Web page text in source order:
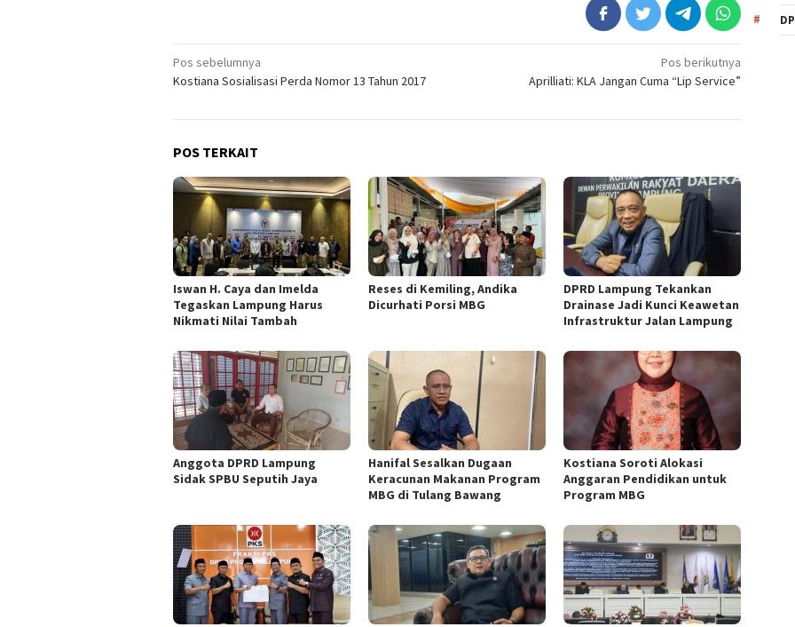
Navigasi
pos
Pos sebelumnya
Kostiana Sosialisasi Perda Nomor 13 Tahun 2017
Pos berikutnya
Aprilliati: KLA Jangan Cuma “Lip Service”
POS TERKAIT
Iswan H. Caya dan Imelda
Tegaskan Lampung Harus
Nikmati Nilai Tambah
Reses di Kemiling, Andika
Dicurhati Porsi MBG
DPRD Lampung Tekankan
Drainase Jadi Kunci Keawetan
Infrastruktur Jalan Lampung
Anggota DPRD Lampung
Sidak SPBU Seputih Jaya
Hanifal Sesalkan Dugaan
Keracunan Makanan Program
MBG di Tulang Bawang
Kostiana Soroti Alokasi
Anggaran Pendidikan untuk
Program MBG